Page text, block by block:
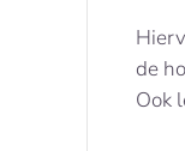
de
Ook